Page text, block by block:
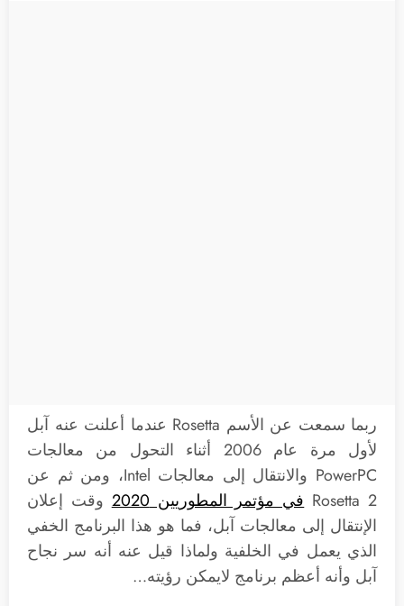
ربما سمعت عن الأسم Rosetta عندما أعلنت عنه آبل
لأول مرة عام 2006 أثناء التحول من معالجات
PowerPC والانتقال إلى معالجات Intel، ومن ثم عن
Rosetta 2 في مؤتمر المطوريين 2020
وقت إعلان
الإنتقال إلى معالجات آبل، فما هو هذا البرنامج الخفي
الذي يعمل في الخلفية ولماذا قيل عنه أنه سر نجاح
آبل وأنه أعظم برنامج لايمكن رؤيته…